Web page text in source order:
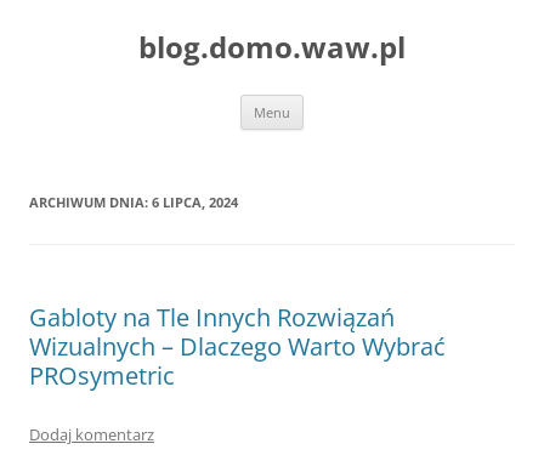
blog.domo.waw.pl
Menu
ARCHIWUM DNIA: 6 LIPCA, 2024
Gabloty na Tle Innych Rozwiązań
Wizualnych – Dlaczego Warto Wybrać
PROsymetric
Dodaj komentarz